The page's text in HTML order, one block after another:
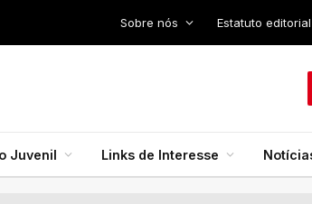
Sobre nós Estatuto editorial
Juvenil Links de Interesse